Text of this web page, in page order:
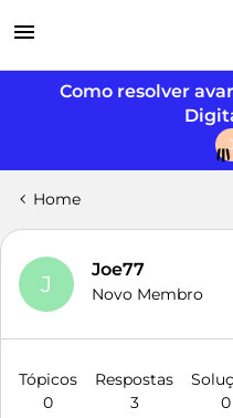
Como resolver
J
Home
J
Joe77
Novo Membro
Tópicos
0
Respostas
3
0